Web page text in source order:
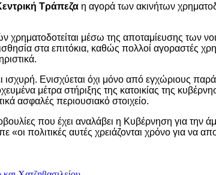
Τράπεζα η αγορά των ακινήτων
μέσω της αποταμίευσης των
στα επιτόκια, καθώς πολλοί
Ενισχύεται όχι μόνο από εγχώριους
μέτρα στήριξης της κατοικίας της
ασφαλές περιουσιακό στοιχείο.
που έχει αναλάβει η Κυβέρνηση για την
πολιτικές αυτές χρειάζονται χρόνο για να